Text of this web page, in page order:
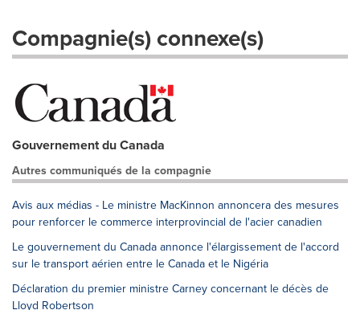
Compagnie(s) connexe(s)
Gouvernement du Canada
Autres communiqués de la compagnie
Avis aux médias - Le ministre MacKinnon annoncera des mesures
pour renforcer le commerce interprovincial de l'acier canadien
Le gouvernement du Canada annonce l'élargissement de l'accord
sur le transport aérien entre le Canada et le Nigéria
Déclaration du premier ministre Carney concernant le décès de
Lloyd Robertson